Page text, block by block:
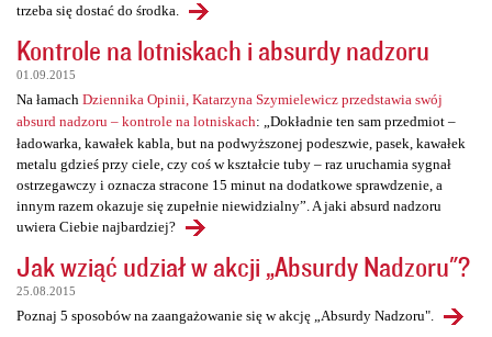
trzeba się dostać do środka.
Kontrole na lotniskach i absurdy nadzoru
01.09.2015
Na łamach Dziennika Opinii, Katarzyna Szymielewicz przedstawia swój
absurd nadzoru – kontrole na lotniskach: „Dokładnie ten sam przedmiot –
ładowarka, kawałek kabla, but na podwyższonej podeszwie, pasek, kawałek
metalu gdzieś przy ciele, czy coś w kształcie tuby – raz uruchamia sygnał
ostrzegawczy i oznacza stracone 15 minut na dodatkowe sprawdzenie, a
innym razem okazuje się zupełnie niewidzialny”. A jaki absurd nadzoru
uwiera Ciebie najbardziej?
Jak wziąć udział w akcji „Absurdy Nadzoru"?
25.08.2015
Poznaj 5 sposobów na zaangażowanie się w akcję „Absurdy Nadzoru".